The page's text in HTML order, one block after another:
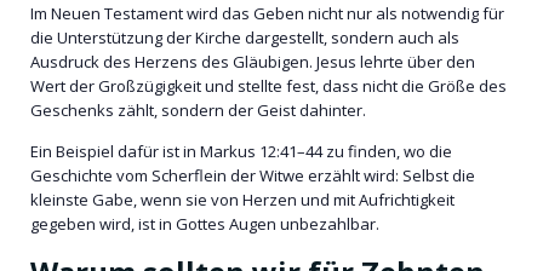
Im Neuen Testament wird das Geben nicht nur als notwendig für
die Unterstützung der Kirche dargestellt, sondern auch als
Ausdruck des Herzens des Gläubigen. Jesus lehrte über den
Wert der Großzügigkeit und stellte fest, dass nicht die Größe des
Geschenks zählt, sondern der Geist dahinter.
Ein Beispiel dafür ist in Markus 12:41–44 zu finden, wo die
Geschichte vom Scherflein der Witwe erzählt wird: Selbst die
kleinste Gabe, wenn sie von Herzen und mit Aufrichtigkeit
gegeben wird, ist in Gottes Augen unbezahlbar.